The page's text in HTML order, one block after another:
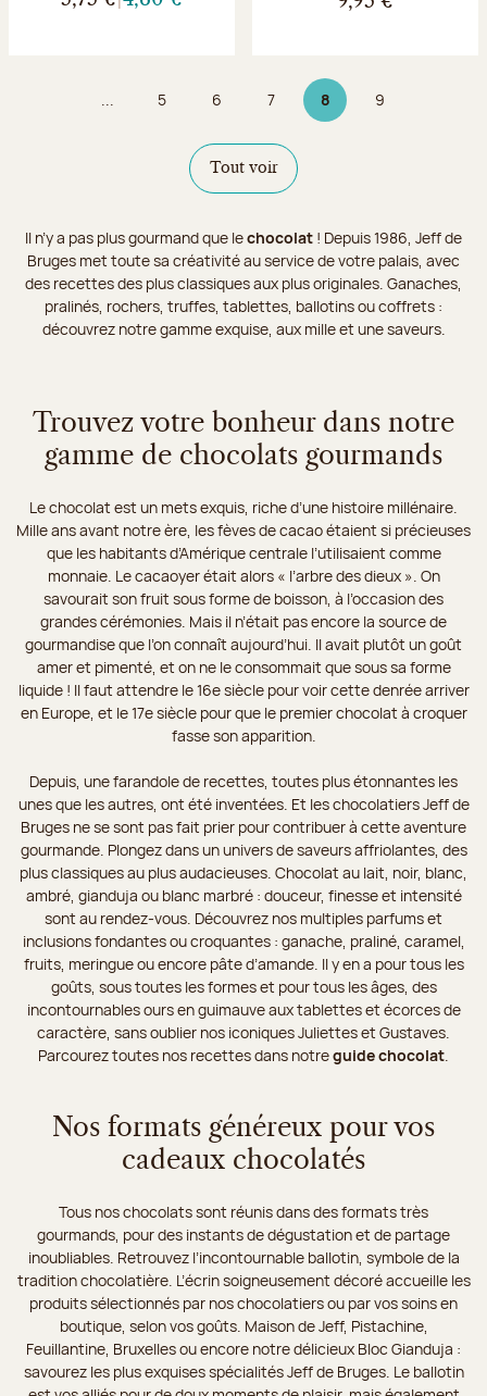
... Page
5 Page
6 Page
7 8Page 8 sur 9
Page
9
Tout voir
Il n’y a pas plus gourmand que lechocolat ! Depuis 1986, Jeff de
Bruges met toute sa créativité au service de votre palais, avec
des recettes des plus classiques aux plus originales. Ganaches,
pralinés, rochers, truffes, tablettes, ballotins ou coffrets :
découvrez notre gamme exquise, aux mille et une saveurs.
Trouvez votre bonheur dans notre
gamme de chocolats gourmands
Le chocolat est un mets exquis, riche d’une histoire millénaire.
Mille ans avant notre ère, les fèves de cacao étaient si précieuses
que les habitants d’Amérique centrale l’utilisaient comme
monnaie. Le cacaoyer était alors « l’arbre des dieux ». On
savourait son fruit sous forme de boisson, à l’occasion des
grandes cérémonies. Mais il n’était pas encore la source de
gourmandise que l’on connaît aujourd’hui. Il avait plutôt un goût
amer et pimenté, et on ne le consommait que sous sa forme
liquide ! Il faut attendre le 16e siècle pour voir cette denrée arriver
en Europe, et le 17e siècle pour que le premier chocolat à croquer
fasse son apparition.
Depuis, une farandole de recettes, toutes plus étonnantes les
unes que les autres, ont été inventées. Et les chocolatiers Jeff de
Bruges ne se sont pas fait prier pour contribuer à cette aventure
gourmande. Plongez dans un univers de saveurs affriolantes, des
plus classiques au plus audacieuses. Chocolat au lait, noir, blanc,
ambré, gianduja ou blanc marbré : douceur, finesse et intensité
sont au rendez-vous. Découvrez nos multiples parfums et
inclusions fondantes ou croquantes : ganache, praliné, caramel,
fruits, meringue ou encore pâte d’amande. Il y en a pour tous les
goûts, sous toutes les formes et pour tous les âges, des
incontournables ours en guimauve aux tablettes et écorces de
caractère, sans oublier nos iconiques Juliettes et Gustaves.
Parcourez toutes nos recettes dans notreguide chocolat
Nos formats généreux pour vos
cadeaux chocolatés
Tous nos chocolats sont réunis dans des formats très
gourmands, pour des instants de dégustation et de partage
inoubliables. Retrouvez l’incontournable ballotin, symbole de la
tradition chocolatière. L’écrin soigneusement décoré accueille les
produits sélectionnés par nos chocolatiers ou par vos soins en
boutique, selon vos goûts. Maison de Jeff, Pistachine,
Feuillantine, Bruxelles ou encore notre délicieux Bloc Gianduja :
savourez les plus exquises spécialités Jeff de Bruges. Le ballotin